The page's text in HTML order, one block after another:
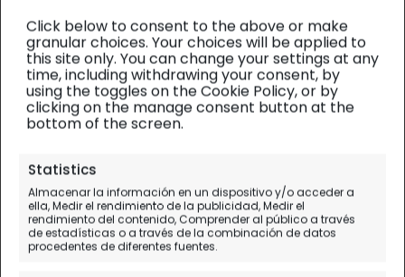
Click below to consent to the above or make
granular choices. Your choices will be applied to
this site only. You can change your settings at any
time, including withdrawing your consent, by
using the toggles on the Cookie Policy, or by
clicking on the manage consent button at the
bottom of the screen.
Statistics
Almacenar la información en un dispositivo y/o acceder a
ella, Medir el rendimiento de la publicidad, Medir el
rendimiento del contenido, Comprender al público a través
de estadísticas o a través de la combinación de datos
procedentes de diferentes fuentes.
Tivoli en Navidad, nuestra
experiencia real en el parque
mágico